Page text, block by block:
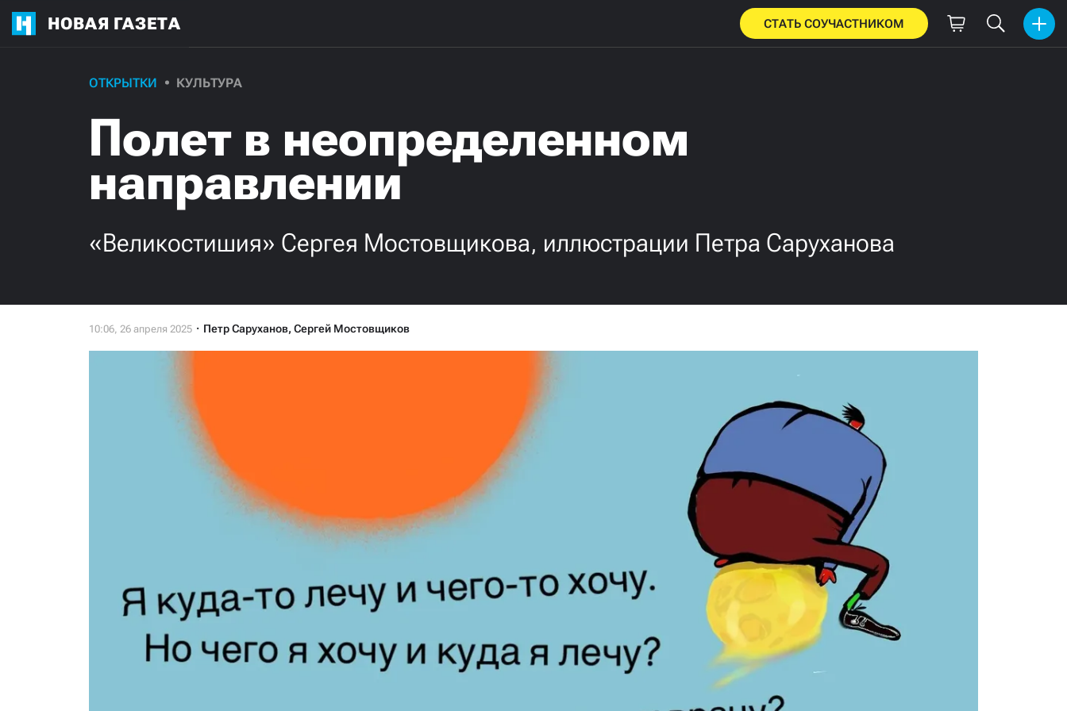
НОВАЯ ГАЗЕТА СТАТЬ СОУЧАСТНИКОМ
ОТКРЫТКИ КУЛЬТУРА
Полет в неопределенном
направлении
«Великостишия» Сергея Мостовщикова, иллюстрации Петра Саруханова
Петр Саруханов, Сергей Мостовщиков